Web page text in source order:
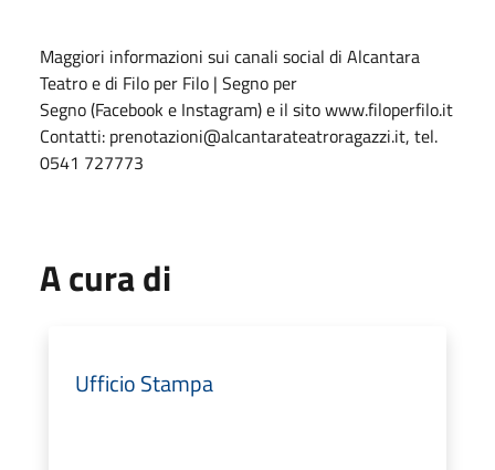
Maggiori informazioni sui canali social di Alcantara
Teatro e di Filo per Filo | Segno per
Segno (Facebook e Instagram) e il sito www.filoperfilo.it
Contatti: prenotazioni@alcantarateatroragazzi.it, tel.
0541 727773
A cura di
Ufficio Stampa